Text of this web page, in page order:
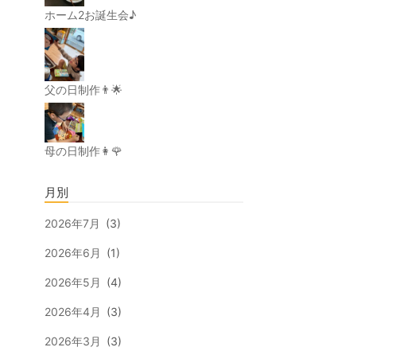
ホーム2お誕生会♪
父の日制作👨🌟
母の日制作👩🌹
月別
2026年7月 (3)
2026年6月 (1)
2026年5月 (4)
2026年4月 (3)
2026年3月 (3)